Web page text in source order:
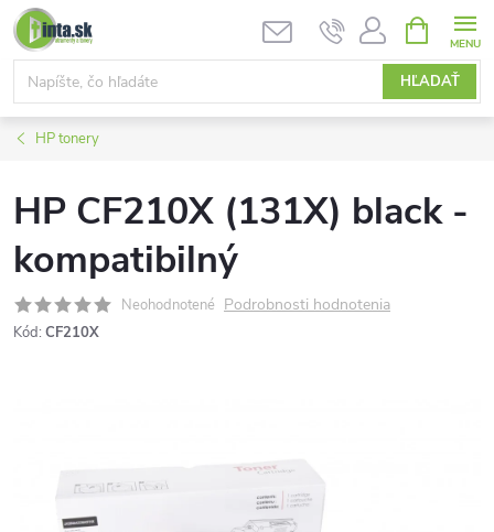
Prejsť
na
obsah
HĽADAŤ
KOŠÍK
HP tonery
HP CF210X (131X) black -
kompatibilný
Neohodnotené Podrobnosti hodnotenia
Kód: CF210X